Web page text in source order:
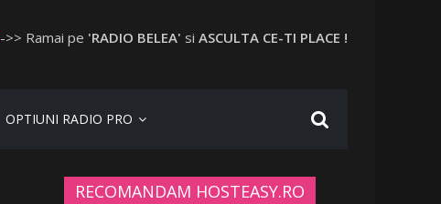
->> Ramai pe 'RADIO BELEA' si ASCULTA CE-TI PLACE !
OPTIUNI RADIO PRO
RECOMANDAM HOSTEASY.RO